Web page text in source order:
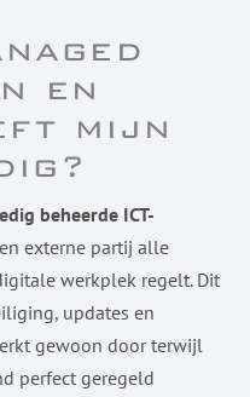
en
mijn
beheerde ICT-
externe partij alle
werkplek regelt. Dit
updates en
gewoon door terwijl
perfect geregeld